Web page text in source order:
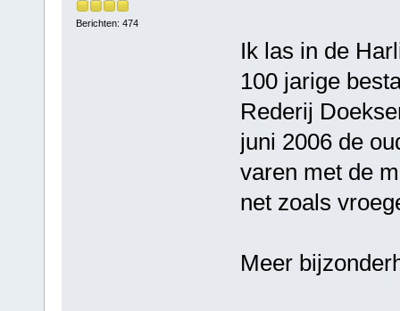
Berichten: 474
Ik las in de
100 jarige
Rederij
juni 2006 de
varen met de
net zoals
Meer